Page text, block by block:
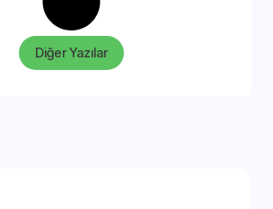
Diğer Yazılar